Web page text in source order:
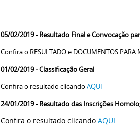
05/02/2019- Resultado Final e Convocação
Confira o RESULTADO e DOCUMENTOS PARA
01/02/2019- Classificação Geral
Confira o resultado clicando AQUI
24/01/2019 - Resultado das Inscrições
Confira o resultado clicando AQUI